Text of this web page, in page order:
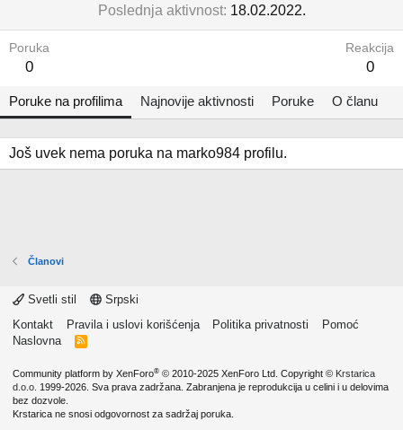
Poslednja aktivnost 18.02.2022.
Poruka
0
Reakcija
0
Poruke na profilima Najnovije aktivnosti Poruke O članu
Još uvek nema poruka na marko984 profilu.
Članovi
Svetli stil
Srpski
Kontakt
Pravila i uslovi korišćenja Politika privatnosti
Pomoć
Naslovna
R
Community platform by XenForo® © 2010-2025 XenForo Ltd. Copyright © Krstarica
d.o.o. 1999-2026. Sva prava zadržana. Zabranjena je reprodukcija u celini i u delovima
bez dozvole.
Krstarica ne snosi odgovornost za sadržaj poruka.